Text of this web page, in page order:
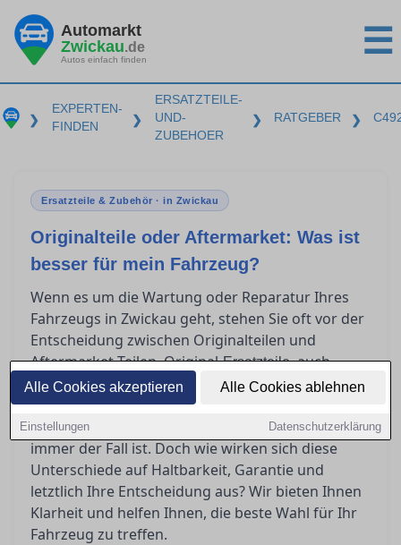
Alle Cookies akzeptieren Alle Cookies ablehnen
Einstellungen Datenschutzerklärung
Automarkt
Zwickau.de
Autos einfach finden ☰
❯
EXPERTEN-
FINDEN
❯
ERSATZTEILE-
UND-
ZUBEHOER
❯ RATGEBER ❯
Ersatzteile & Zubehör · in Zwickau
Originalteile oder Aftermarket: Was ist
besser für mein Fahrzeug?
Wenn es um die Wartung oder Reparatur Ihres
Fahrzeugs in Zwickau geht, stehen Sie oft vor der
Entscheidung zwischen Originalteilen und
Aftermarket-Teilen. Original-Ersatzteile, auch
OEM-Teile genannt, stammen direkt vom
Fahrzeughersteller und garantieren
Passgenauigkeit, was bei Aftermarket-Teilen nicht
immer der Fall ist. Doch wie wirken sich diese
Unterschiede auf Haltbarkeit, Garantie und
letztlich Ihre Entscheidung aus? Wir bieten Ihnen
Klarheit und helfen Ihnen, die beste Wahl für Ihr
Fahrzeug zu treffen.